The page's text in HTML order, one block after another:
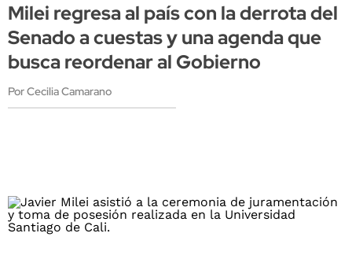
Milei regresa al país con la derrota del
Senado a cuestas y una agenda que
busca reordenar al Gobierno
Por Cecilia Camarano